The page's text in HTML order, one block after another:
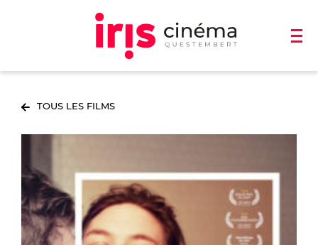
TOUS LES FILMS